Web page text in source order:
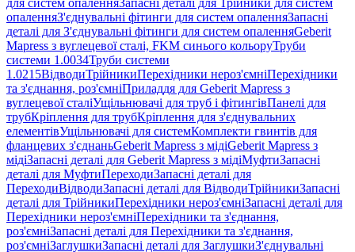
для систем опаленняЗапасні деталі для Трійники для систем
опаленняЗ'єднувальні фітинги для систем опаленняЗапасні
деталі для З'єднувальні фітинги для систем опаленняGeberit
Mapress з вуглецевої сталі, FKM синього кольоруТруби
системи 1.0034Труби системи
1.0215ВідводиТрійникиПерехідники нероз'ємніПерехідники
та з'єднання, роз'ємніПриладдя для Geberit Mapress з
вуглецевої сталіУщільнювачі для труб і фітингівПанелі для
трубКріплення для трубКріплення для з'єднувальних
елементівУщільнювачі для системКомплекти гвинтів для
фланцевих з'єднаньGeberit Mapress з мідіGeberit Mapress з
мідіЗапасні деталі для Geberit Mapress з мідіМуфтиЗапасні
деталі для МуфтиПереходиЗапасні деталі для
ПереходиВідводиЗапасні деталі для ВідводиТрійникиЗапасні
деталі для ТрійникиПерехідники нероз'ємніЗапасні деталі для
Перехідники нероз'ємніПерехідники та з'єднання,
роз'ємніЗапасні деталі для Перехідники та з'єднання,
роз'ємніЗаглушкиЗапасні деталі для ЗаглушкиЗ'єднувальні